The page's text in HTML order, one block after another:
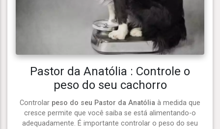
Pastor da Anatólia : Controle o
peso do seu cachorro
Controlar peso do seu Pastor da Anatólia à medida que
cresce permite que você saiba se está alimentando-o
adequadamente. É importante controlar o peso do seu